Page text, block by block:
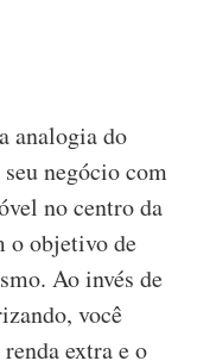
analogia do
negócio com
no centro da
o objetivo de
Ao invés de
você
extra e o